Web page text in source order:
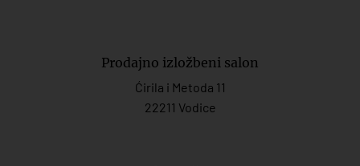
Prodajno izložbeni salon
Ćirila i Metoda 11
22211 Vodice